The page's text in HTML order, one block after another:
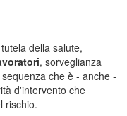
della salute,
, sorveglianza
che è - anche -
d'intervento che
rischio.